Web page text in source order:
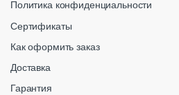
Политика конфиденциальности
Сертификаты
Как оформить заказ
Доставка
Гарантия